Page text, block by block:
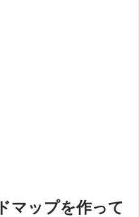
マップを作って